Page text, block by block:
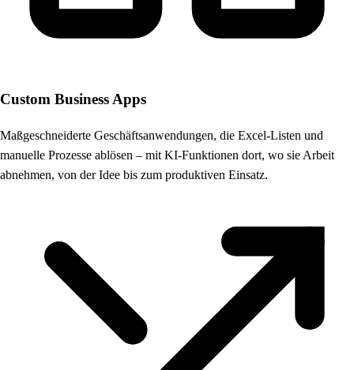
Custom Business Apps
Maßgeschneiderte Geschäftsanwendungen, die Excel-Listen und
manuelle Prozesse ablösen – mit KI-Funktionen dort, wo sie Arbeit
abnehmen, von der Idee bis zum produktiven Einsatz.